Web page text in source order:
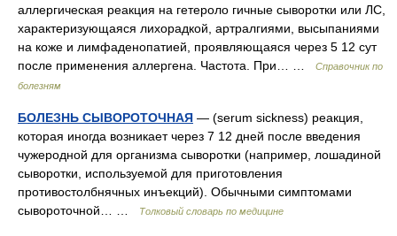
аллергическая реакция на гетероло гичные сыворотки или ЛС,
характеризующаяся лихорадкой, артралгиями, высыпаниями
на коже и лимфаденопатией, проявляющаяся через 5 12 сут
после применения аллергена. Частота. При… …
Справочник по
болезням
БОЛЕЗНЬ СЫВОРОТОЧНАЯ — (serum sickness) реакция,
которая иногда возникает через 7 12 дней после введения
чужеродной для организма сыворотки (например, лошадиной
сыворотки, используемой для приготовления
противостолбнячных инъекций). Обычными симптомами
сывороточной… …
Толковый словарь по медицине